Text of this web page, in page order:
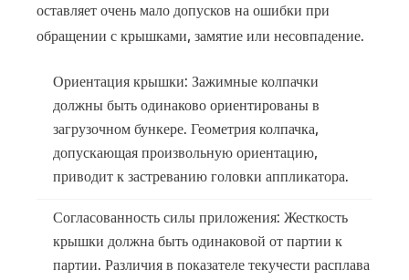
оставляет очень мало допусков на ошибки при
обращении с крышками, замятие или несовпадение.
Ориентация крышки:Зажимные колпачки
должны быть одинаково ориентированы в
загрузочном бункере. Геометрия колпачка,
допускающая произвольную ориентацию,
приводит к застреванию головки аппликатора.
Согласованность силы приложения:Жесткость
крышки должна быть одинаковой от партии к
партии. Различия в показателе текучести расплава